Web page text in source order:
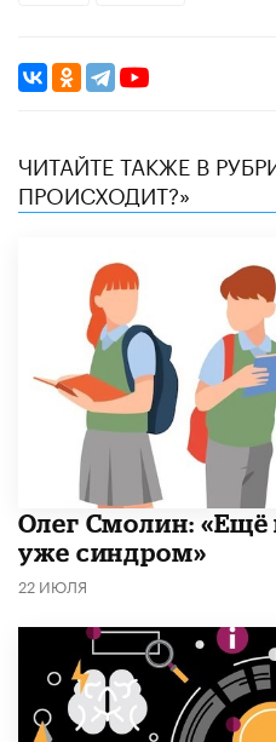
ЧИТАЙТЕ ТАКЖЕ В
ПРОИСХОДИТ?»
​Олег Смолин: «Ещё
уже синдром»
22 ИЮЛЯ